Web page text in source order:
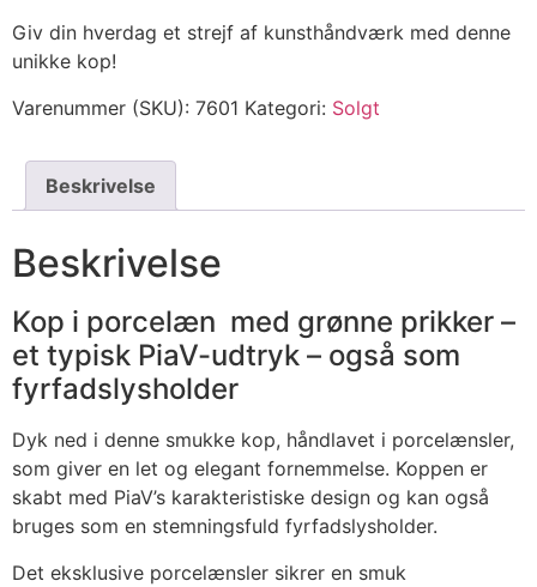
Giv din hverdag et strejf af kunsthåndværk med denne
unikke kop!
Varenummer (SKU): 7601 Kategori: Solgt
Beskrivelse
Beskrivelse
Kop i porcelæn med grønne prikker –
et typisk PiaV-udtryk – også som
fyrfadslysholder
Dyk ned i denne smukke kop, håndlavet i porcelænsler,
som giver en let og elegant fornemmelse. Koppen er
skabt med PiaV’s karakteristiske design og kan også
bruges som en stemningsfuld fyrfadslysholder.
Det eksklusive porcelænsler sikrer en smuk